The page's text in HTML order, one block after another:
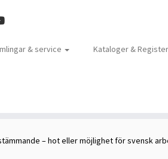
& service Kataloger & Register
– hot eller möjlighet för svensk